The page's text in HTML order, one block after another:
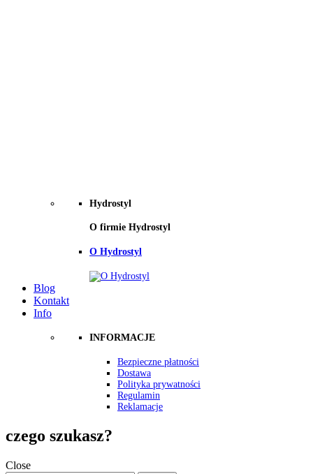
Hydrostyl
O firmie Hydrostyl
O Hydrostyl
Blog
Kontakt
Info
INFORMACJE
Bezpieczne płatności
Dostawa
Polityka prywatności
Regulamin
Reklamacje
czego szukasz?
Close